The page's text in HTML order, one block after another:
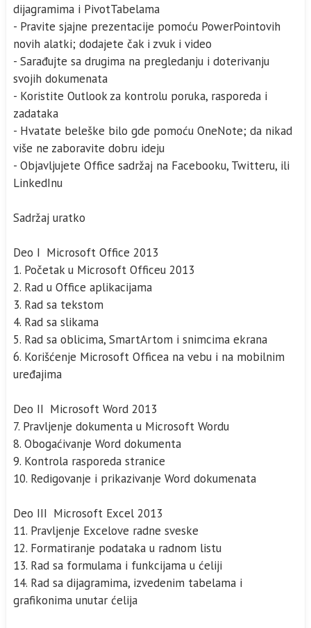
dijagramima i PivotTabelama
- Pravite sjajne prezentacije pomoću PowerPointovih
novih alatki; dodajete čak i zvuk i video
- Sarađujte sa drugima na pregledanju i doterivanju
svojih dokumenata
- Koristite Outlook za kontrolu poruka, rasporeda i
zadataka
- Hvatate beleške bilo gde pomoću OneNote; da nikad
više ne zaboravite dobru ideju
- Objavljujete Office sadržaj na Facebooku, Twitteru, ili
LinkedInu
Sadržaj uratko
Deo I Microsoft Office 2013
1. Početak u Microsoft Officeu 2013
2. Rad u Office aplikacijama
3. Rad sa tekstom
4. Rad sa slikama
5. Rad sa oblicima, SmartArtom i snimcima ekrana
6. Korišćenje Microsoft Officea na vebu i na mobilnim
uređajima
Deo II Microsoft Word 2013
7. Pravljenje dokumenta u Microsoft Wordu
8. Obogaćivanje Word dokumenta
9. Kontrola rasporeda stranice
10. Redigovanje i prikazivanje Word dokumenata
Deo III Microsoft Excel 2013
11. Pravljenje Excelove radne sveske
12. Formatiranje podataka u radnom listu
13. Rad sa formulama i funkcijama u ćeliji
14. Rad sa dijagramima, izvedenim tabelama i
grafikonima unutar ćelija